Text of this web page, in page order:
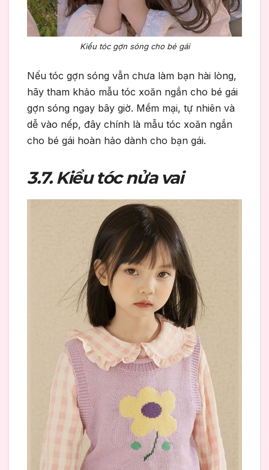
Kiểu tóc gợn sóng cho bé gái
Nếu tóc gợn sóng vẫn chưa làm bạn hài lòng,
hãy tham khảo mẫu tóc xoăn ngắn cho bé gái
gợn sóng ngay bây giờ. Mềm mại, tự nhiên và
dễ vào nếp, đây chính là mẫu tóc xoăn ngắn
cho bé gái hoàn hảo dành cho bạn gái.
3.7. Kiểu tóc nửa vai